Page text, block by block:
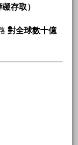
存取）
對全球數十億